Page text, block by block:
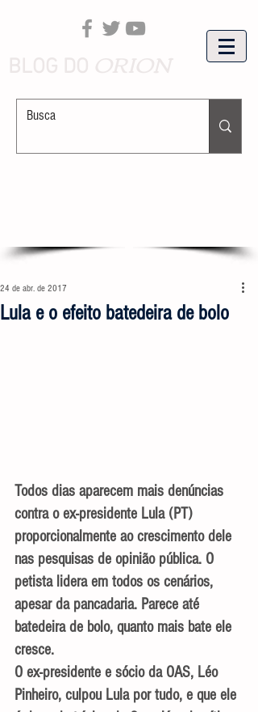
Lula e o efeito batedeira de bolo
24 de abr. de 2017
Todos dias aparecem mais denúncias
contra o ex-presidente Lula (PT)
proporcionalmente ao crescimento dele
nas pesquisas de opinião pública. O
petista lidera em todos os cenários,
apesar da pancadaria. Parece até
batedeira de bolo, quanto mais bate ele
cresce.
O ex-presidente e sócio da OAS, Léo
Pinheiro, culpou Lula por tudo, e que ele